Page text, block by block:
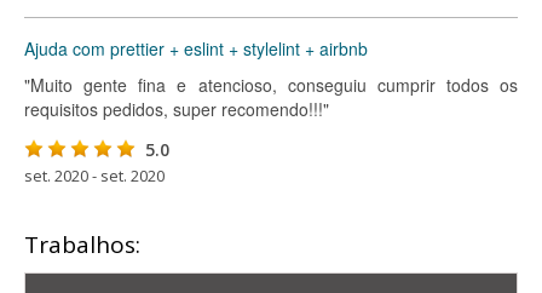
Ajuda com prettier + eslint + stylelint + airbnb
"Muito gente fina e atencioso, conseguiu cumprir todos os
requisitos pedidos, super recomendo!!!"
5.0
set. 2020 - set. 2020
Trabalhos: